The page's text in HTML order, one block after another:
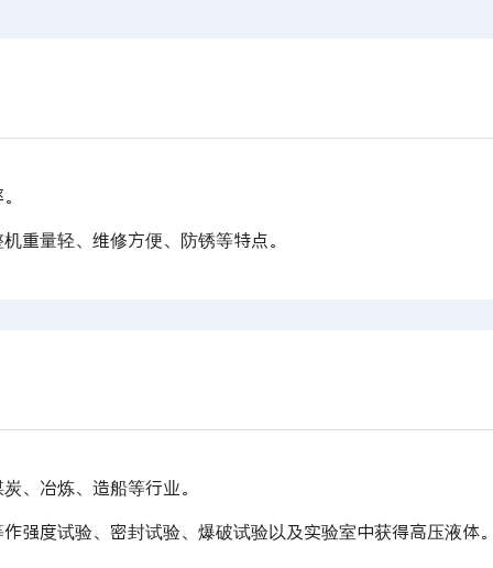
重量轻、维修方便、防锈等特点。
、冶炼、造船等行业。
强度试验、密封试验、爆破试验以及实验室中获得高压液体